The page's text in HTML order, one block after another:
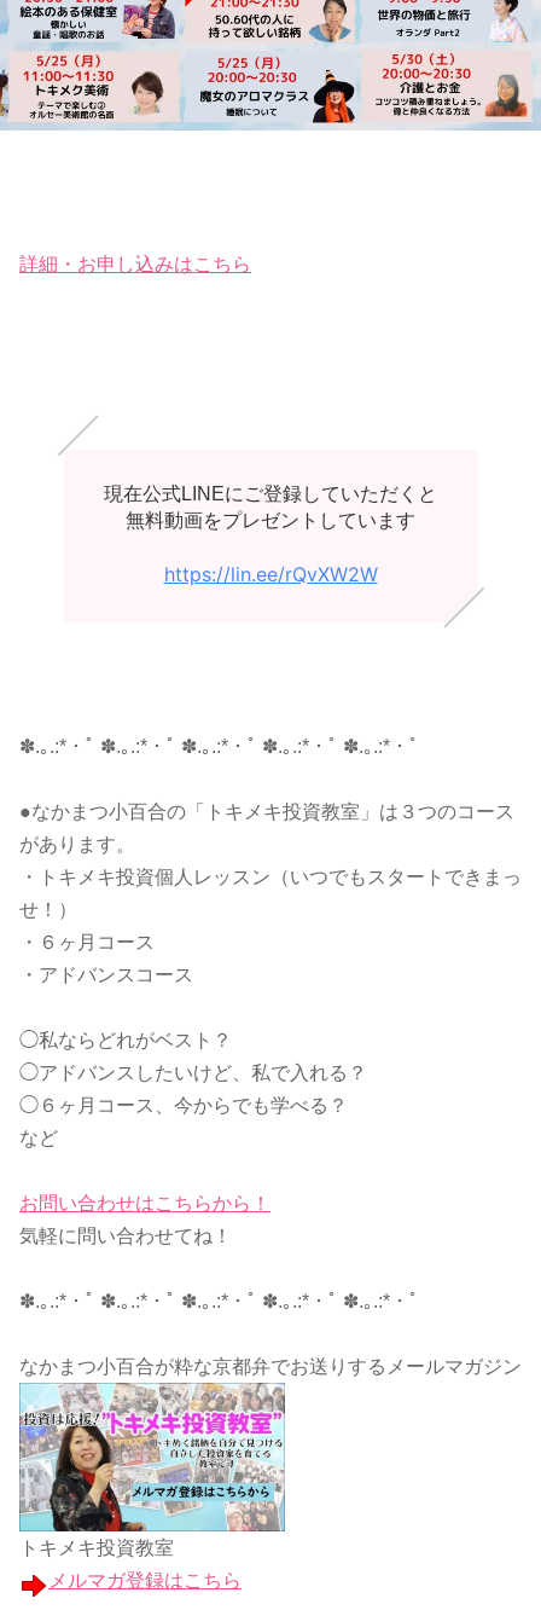
詳細・お申し込みはこちら
現在公式LINEにご登録していただくと
無料動画をプレゼントしています
https://lin.ee/rQvXW2W
✽.｡.:*・ﾟ ✽.｡.:*・ﾟ ✽.｡.:*・ﾟ ✽.｡.:*・ﾟ ✽.｡.:*・ﾟ
●なかまつ小百合の「トキメキ投資教室」は３つのコース
があります。
・トキメキ投資個人レッスン（いつでもスタートできまっ
せ！）
・ ６ヶ月コース
・アドバンスコース
◯私ならどれがベスト？
◯アドバンスしたいけど、私で入れる？
◯６ヶ月コース、今からでも学べる？
など
お問い合わせはこちらから！
気軽に問い合わせてね！
✽.｡.:*・ﾟ ✽.｡.:*・ﾟ ✽.｡.:*・ﾟ ✽.｡.:*・ﾟ ✽.｡.:*・ﾟ
なかまつ小百合が粋な京都弁でお送りするメールマガジン
トキメキ投資教室
メルマガ登録はこちら